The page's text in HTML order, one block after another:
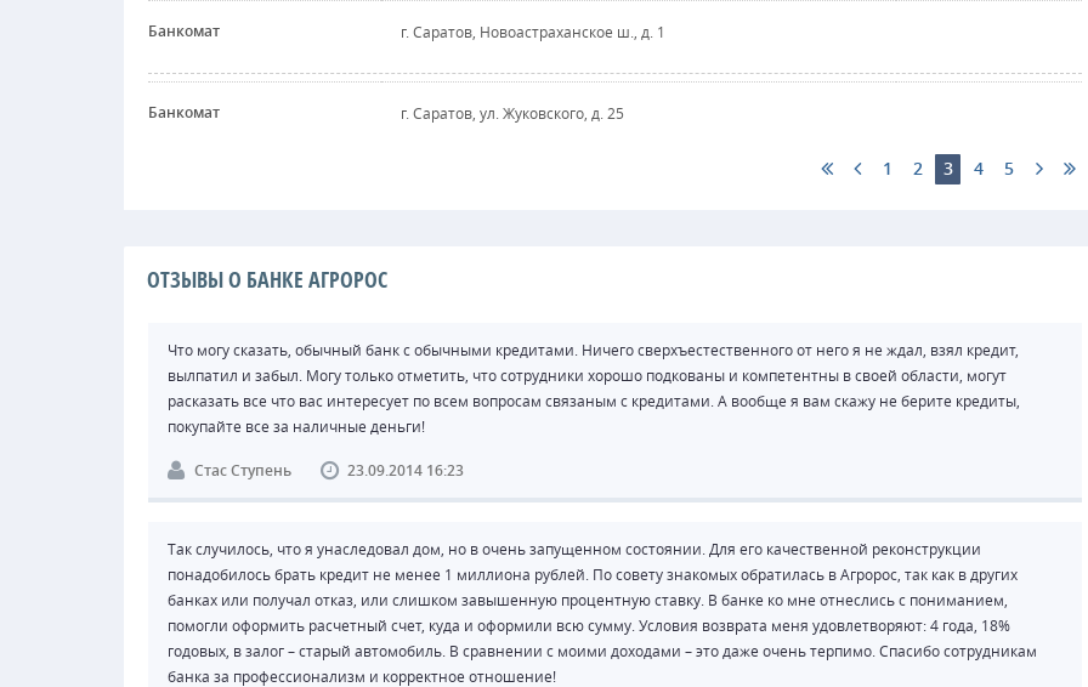
Банкомат г. Саратов, Новоастраханское ш., д. 1
Банкомат г. Саратов, ул. Жуковского, д. 25
1 2 3 4 5
ОТЗЫВЫ О БАНКЕ АГРОРОС
Что могу сказать, обычный банк с обычными кредитами. Ничего сверхъестественного от него я не ждал, взял кредит,
вылпатил и забыл. Могу только отметить, что сотрудники хорошо подкованы и компетентны в своей области, могут
расказать все что вас интересует по всем вопросам связаным с кредитами. А вообще я вам скажу не берите кредиты,
покупайте все за наличные деньги!
Стас Ступень 23.09.2014 16:23
Так случилось, что я унаследовал дом, но в очень запущенном состоянии. Для его качественной реконструкции
понадобилось брать кредит не менее 1 миллиона рублей. По совету знакомых обратилась в Агророс, так как в других
банках или получал отказ, или слишком завышенную процентную ставку. В банке ко мне отнеслись с пониманием,
помогли оформить расчетный счет, куда и оформили всю сумму. Условия возврата меня удовлетворяют: 4 года, 18%
годовых, в залог – старый автомобиль. В сравнении с моими доходами – это даже очень терпимо. Спасибо сотрудникам
банка за профессионализм и корректное отношение!